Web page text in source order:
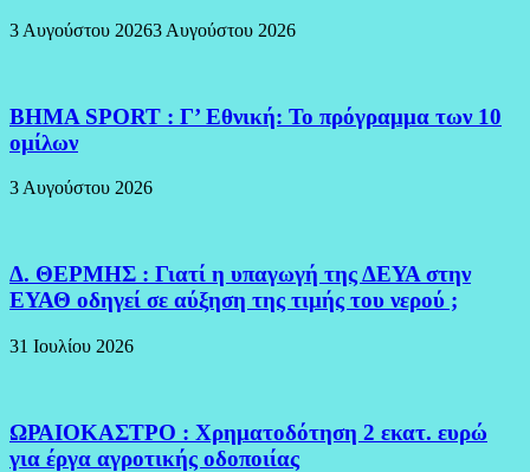
3 Αυγούστου 20263 Αυγούστου 2026
BHMA SPORT : Γ’ Εθνική: Το πρόγραμμα των 10
ομίλων
3 Αυγούστου 2026
Δ. ΘΕΡΜΗΣ : Γιατί η υπαγωγή της ΔΕΥΑ στην
ΕΥΑΘ οδηγεί σε αύξηση της τιμής του νερού ;
31 Ιουλίου 2026
ΩΡΑΙΟΚΑΣΤΡΟ : Χρηματοδότηση 2 εκατ. ευρώ
για έργα αγροτικής οδοποιίας